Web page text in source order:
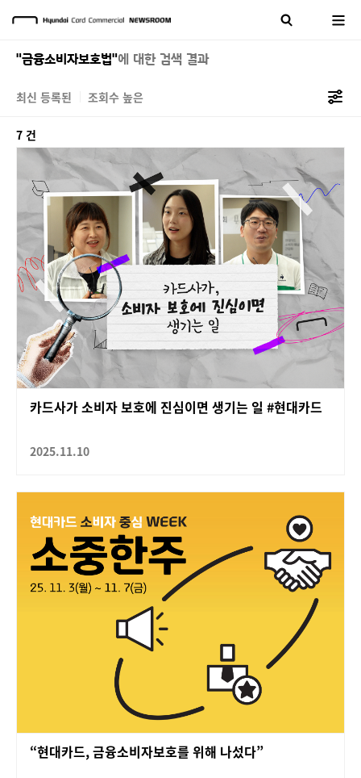
"금융소비자보호법"에 대한 검색 결과
최신 등록된 조회수 높은
7 건
카드사가 소비자 보호에 진심이면 생기는 일 #현대카드
2025.11.10
“현대카드, 금융소비자보호를 위해 나섰다”